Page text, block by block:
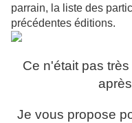
parrain, la liste des
précédentes éditions.
Ce n'était pas
Je vous propose